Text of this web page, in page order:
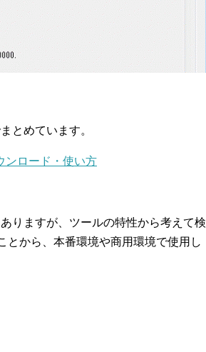
とめています。
ンロード・使い方
りますが、ツールの特性から考えて検
とから、本番環境や商用環境で使用し